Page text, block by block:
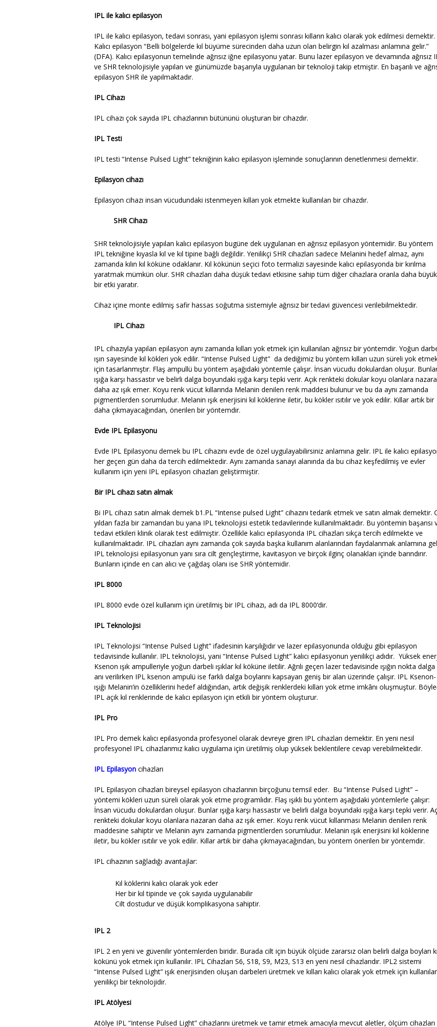
IPL ile kalıcı epilasyon
IPL ile kalıcı epilasyon, tedavi sonrası, yani epilasyon işlemi sonrası kılların kalıcı olarak yok edilmesi demektir.
Kalıcı epilasyon “Belli bölgelerde kıl büyüme sürecinden daha uzun olan belirgin kıl azalması anlamına gelir.”
(DFA). Kalıcı epilasyonun temelinde ağrısız iğne epilasyonu yatar. Bunu lazer epilasyon ve devamında ağrısız
ve SHR teknolojisiyle yapılan ve günümüzde başarıyla uygulanan bir teknoloji takip etmiştir. En başarılı ve
epilasyon SHR ile yapılmaktadır.
IPL Cihazı
IPL cihazı çok sayıda IPL cihazlarının bütününü oluşturan bir cihazdır.
IPL Testi
IPL testi “Intense Pulsed Light” tekniğinin kalıcı epilasyon işleminde sonuçlarının denetlenmesi demektir.
Epilasyon cihazı
Epilasyon cihazı insan vücudundaki istenmeyen kılları yok etmekte kullanılan bir cihazdır.
SHR Cihazı
SHR teknolojisiyle yapılan kalıcı epilasyon bugüne dek uygulanan en ağrısız epilasyon yöntemidir. Bu yöntem
IPL tekniğine kıyasla kıl ve kıl tipine bağlı değildir. Yenilikçi SHR cihazları sadece Melanini hedef almaz, aynı
zamanda kılın kıl köküne odaklanır. Kıl kökünün seçici foto termalizi sayesinde kalıcı epilasyonda bir kırılma
yaratmak mümkün olur. SHR cihazları daha düşük tedavi etkisine sahip tüm diğer cihazlara oranla daha büyük
bir etki yaratır.
Cihaz içine monte edilmiş safir hassas soğutma sistemiyle ağrısız bir tedavi güvencesi verilebilmektedir.
IPL Cihazı
IPL cihazıyla yapılan epilasyon aynı zamanda kılları yok etmek için kullanılan ağrısız bir yöntemdir. Yoğun
ışın sayesinde kıl kökleri yok edilir. “Intense Pulsed Light” da dediğimiz bu yöntem kılları uzun süreli yok
için tasarlanmıştır. Flaş ampullü bu yöntem aşağıdaki yöntemle çalışır. İnsan vücudu dokulardan oluşur.
ışığa karşı hassastır ve belirli dalga boyundaki ışığa karşı tepki verir. Açık renkteki dokular koyu olanlara
daha az ışık emer. Koyu renk vücut kıllarında Melanin denilen renk maddesi bulunur ve bu da aynı zamanda
pigmentlerden sorumludur. Melanin ışık enerjisini kıl köklerine iletir, bu kökler ısıtılır ve yok edilir. Kıllar artık bir
daha çıkmayacağından, önerilen bir yöntemdir.
Evde IPL Epilasyonu
Evde IPL Epilasyonu demek bu IPL cihazını evde de özel uygulayabilirsiniz anlamına gelir. IPL ile kalıcı
her geçen gün daha da tercih edilmektedir. Aynı zamanda sanayi alanında da bu cihaz keşfedilmiş ve evler
kullanım için yeni IPL epilasyon cihazları geliştirmiştir.
Bir IPL cihazı satın almak
Bi IPL cihazı satın almak demek b1.PL “Intense pulsed Light” cihazını tedarik etmek ve satın almak demektir.
yıldan fazla bir zamandan bu yana IPL teknolojisi estetik tedavilerinde kullanılmaktadır. Bu yöntemin başarısı
tedavi etkileri klinik olarak test edilmiştir. Özellikle kalıcı epilasyonda IPL cihazları sıkça tercih edilmekte ve
kullanılmaktadır. IPL cihazları aynı zamanda çok sayıda başka kullanım alanlarından faydalanmak anlamına
IPL teknolojisi epilasyonun yanı sıra cilt gençleştirme, kavitasyon ve birçok ilginç olanakları içinde barındırır.
Bunların içinde en can alıcı ve çağdaş olanı ise SHR yöntemidir.
IPL 8000
IPL 8000 evde özel kullanım için üretilmiş bir IPL cihazı, adı da IPL 8000‘dir.
IPL Teknolojisi
IPL Teknolojisi “Intense Pulsed Light” ifadesinin karşılığıdır ve lazer epilasyonunda olduğu gibi epilasyon
tedavisinde kullanılır. IPL teknolojisi, yani “Intense Pulsed Light” kalıcı epilasyonun yenilikçi adıdır. Yüksek
Ksenon ışık ampulleriyle yoğun darbeli ışıklar kıl köküne iletilir. Ağrılı geçen lazer tedavisinde ışığın nokta dalga
anı verilirken IPL ksenon ampulü ise farklı dalga boylarını kapsayan geniş bir alan üzerinde çalışır. IPL Ksenon-
ışığı Melanin’in özelliklerini hedef aldığından, artık değişik renklerdeki kılları yok etme imkânı oluşmuştur.
IPL açık kıl renklerinde de kalıcı epilasyon için etkili bir yöntem oluşturur.
IPL Pro
IPL Pro demek kalıcı epilasyonda profesyonel olarak devreye giren IPL cihazları demektir. En yeni nesil
profesyonel IPL cihazlarımız kalıcı uygulama için üretilmiş olup yüksek beklentilere cevap verebilmektedir.
IPL Epilasyon cihazları
IPL Epilasyon cihazları bireysel epilasyon cihazlarının birçoğunu temsil eder. Bu “Intense Pulsed Light” –
yöntemi kökleri uzun süreli olarak yok etme programlıdır. Flaş ışıklı bu yöntem aşağıdaki yöntemlerle çalışır:
İnsan vücudu dokulardan oluşur. Bunlar ışığa karşı hassastır ve belirli dalga boyundaki ışığa karşı tepki verir.
renkteki dokular koyu olanlara nazaran daha az ışık emer. Koyu renk vücut kıllanması Melanin denilen renk
maddesine sahiptir ve Melanin aynı zamanda pigmentlerden sorumludur. Melanin ışık enerjisini kıl köklerine
iletir, bu kökler ısıtılır ve yok edilir. Kıllar artık bir daha çıkmayacağından, bu yöntem önerilen bir yöntemdir.
IPL cihazının sağladığı avantajlar:
Kıl köklerini kalıcı olarak yok eder
Her bir kıl tipinde ve çok sayıda uygulanabilir
Cilt dostudur ve düşük komplikasyona sahiptir.
IPL 2
IPL 2 en yeni ve güvenilir yöntemlerden biridir. Burada cilt için büyük ölçüde zararsız olan belirli dalga boyları
kökünü yok etmek için kullanılır. IPL Cihazları S6, S18, S9, M23, S13 en yeni nesil cihazlarıdır. IPL2 sistemi
“Intense Pulsed Light” ışık enerjisinden oluşan darbeleri üretmek ve kılları kalıcı olarak yok etmek için
yenilikçi bir teknolojidir.
IPL Atölyesi
Atölye IPL “Intense Pulsed Light” cihazlarını üretmek ve tamir etmek amacıyla mevcut aletler, ölçüm cihazları